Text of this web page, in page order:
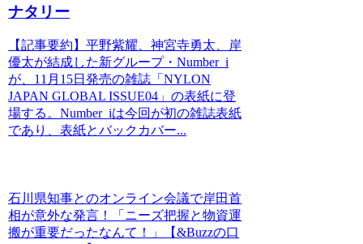
ナタリー
【記事要約】平野紫耀、神宮寺勇太、岸
優太が結成した新グループ・Number_i
が、11月15日発売の雑誌「NYLON
JAPAN GLOBAL ISSUE04」の表紙に登
場する。Number_iは今回が初の雑誌表紙
であり、表紙とバックカバー...
石川県知事とのオンライン会議で岸田首
相が意外な発言！「ニーズ把握と物資運
搬が重要だったなんて！」【&Buzzの口